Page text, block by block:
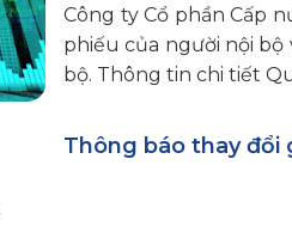
Công ty Cổ phần Cấp
phiếu của người nội bộ
bộ. Thông tin chi tiết
Thông báo thay đổi